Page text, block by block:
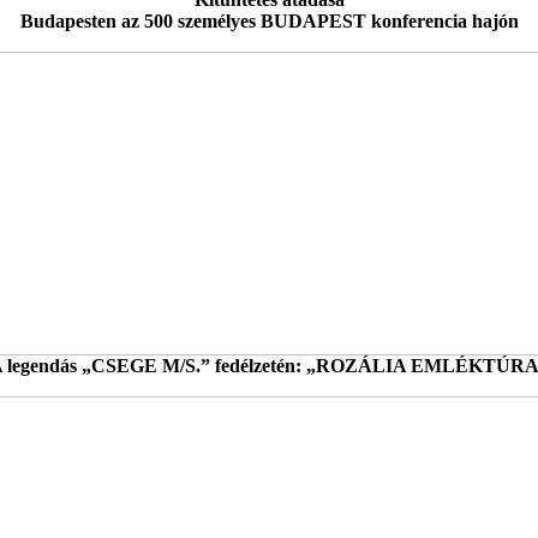
Budapesten az 500 személyes BUDAPEST konferencia hajón
legendás „CSEGE M/S.” fedélzetén: „ROZÁLIA